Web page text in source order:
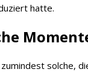
hatte.
solche,